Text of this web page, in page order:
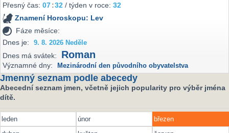
Přesný čas:07:32 / týden v roce:32
Znamení Horoskopu: Lev
Fáze měsíce:
Dnes je:
9. 8. 2026 Neděle
Dnes má svátek: Roman
Významné dny: Mezinárodní den původního obyvatelstva
Jmenný seznam podle abecedy
Abecední seznam jmen, včetně jejich popularity pro výběr jména
dítě.
leden únor
březen